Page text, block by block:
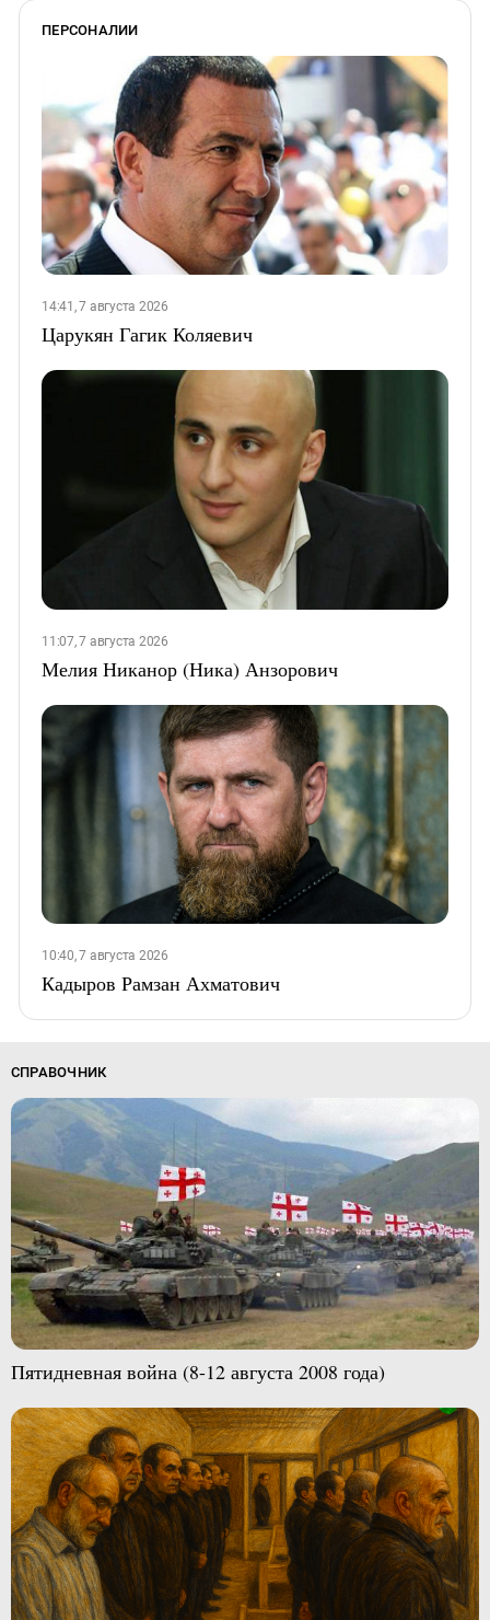
ПЕРСОНАЛИИ
14:41, 7 августа 2026
Царукян Гагик Коляевич
11:07, 7 августа 2026
Мелия Никанор (Ника) Анзорович
10:40, 7 августа 2026
Кадыров Рамзан Ахматович
СПРАВОЧНИК
Пятидневная война (8-12 августа 2008 года)